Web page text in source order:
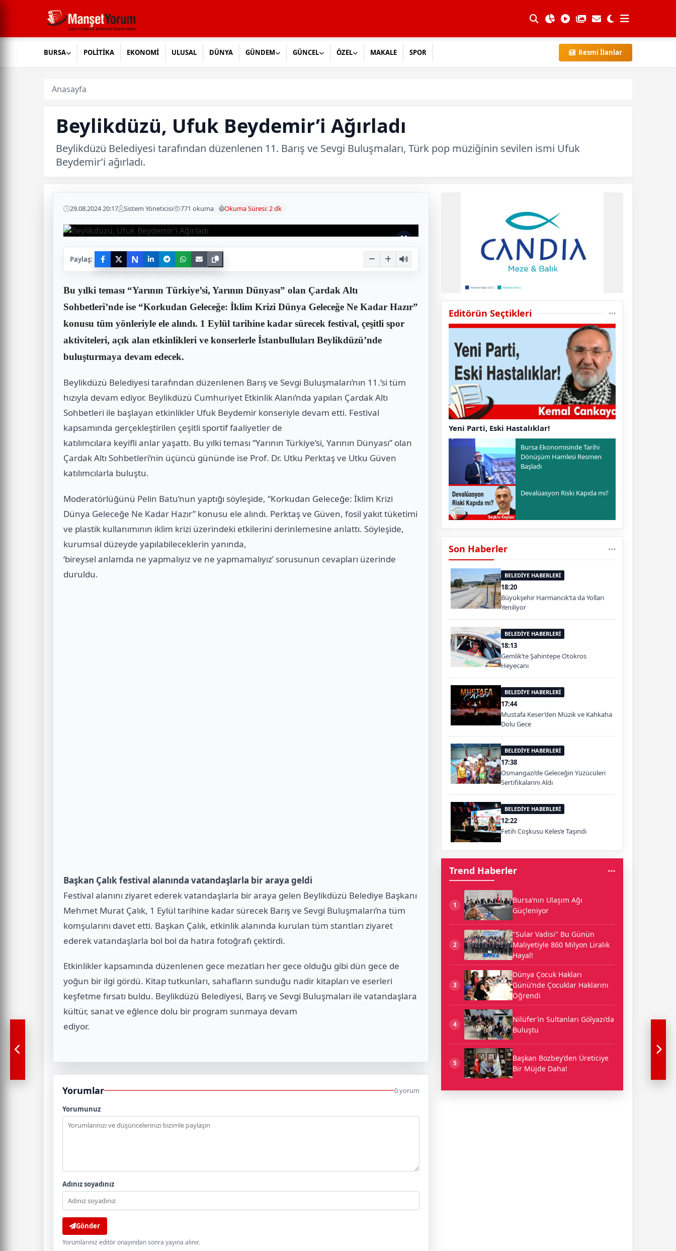
BURSA POLİTİKA EKONOMİ ULUSAL DÜNYA GÜNDEM GÜNCEL ÖZEL MAKALE SPOR Resmi İlanlar
Anasayfa
Beylikdüzü, Ufuk Beydemir’i Ağırladı
Beylikdüzü Belediyesi tarafından düzenlenen 11. Barış ve Sevgi Buluşmaları, Türk pop müziğinin sevilen ismi Ufuk
Beydemir’i ağırladı.
29.08.2024 20:17 Sistem Yöneticisi 771 okuma Okuma Süresi: 2 dk
Paylaş: N
Bu yılki teması “Yarının Türkiye’si, Yarının Dünyası” olan Çardak Altı
Sohbetleri’nde ise “Korkudan Geleceğe: İklim Krizi Dünya Geleceğe Ne Kadar Hazır”
konusu tüm yönleriyle ele alındı. 1 Eylül tarihine kadar sürecek festival, çeşitli spor
aktiviteleri, açık alan etkinlikleri ve konserlerle İstanbulluları Beylikdüzü’nde
buluşturmaya devam edecek.
Beylikdüzü Belediyesi tarafından düzenlenen Barış ve Sevgi Buluşmaları’nın 11.’si tüm
hızıyla devam ediyor. Beylikdüzü Cumhuriyet Etkinlik Alanı’nda yapılan Çardak Altı
Sohbetleri ile başlayan etkinlikler Ufuk Beydemir konseriyle devam etti. Festival
kapsamında gerçekleştirilen çeşitli sportif faaliyetler de
katılımcılara keyifli anlar yaşattı. Bu yılki teması “Yarının Türkiye’si, Yarının Dünyası” olan
Çardak Altı Sohbetleri’nin üçüncü gününde ise Prof. Dr. Utku Perktaş ve Utku Güven
katılımcılarla buluştu.
Moderatörlüğünü Pelin Batu’nun yaptığı söyleşide, “Korkudan Geleceğe: İklim Krizi
Dünya Geleceğe Ne Kadar Hazır” konusu ele alındı. Perktaş ve Güven, fosil yakıt tüketimi
ve plastik kullanımının iklim krizi üzerindeki etkilerini derinlemesine anlattı. Söyleşide,
kurumsal düzeyde yapılabileceklerin yanında,
‘bireysel anlamda ne yapmalıyız ve ne yapmamalıyız’ sorusunun cevapları üzerinde
duruldu.
Başkan Çalık festival alanında vatandaşlarla bir araya geldi
Festival alanını ziyaret ederek vatandaşlarla bir araya gelen Beylikdüzü Belediye Başkanı
Mehmet Murat Çalık, 1 Eylül tarihine kadar sürecek Barış ve Sevgi Buluşmaları’na tüm
komşularını davet etti. Başkan Çalık, etkinlik alanında kurulan tüm stantları ziyaret
ederek vatandaşlarla bol bol da hatıra fotoğrafı çektirdi.
Etkinlikler kapsamında düzenlenen gece mezatları her gece olduğu gibi dün gece de
yoğun bir ilgi gördü. Kitap tutkunları, sahafların sunduğu nadir kitapları ve eserleri
keşfetme fırsatı buldu. Beylikdüzü Belediyesi, Barış ve Sevgi Buluşmaları ile vatandaşlara
kültür, sanat ve eğlence dolu bir program sunmaya devam
ediyor.
Yorumlar 0 yorum
Yorumunuz
Adınız soyadınız
Gönder
Yorumlarınız editör onayından sonra yayına alınır.
Editörün Seçtikleri
Yeni Parti, Eski Hastalıklar!
Bursa Ekonomisinde Tarihi
Dönüşüm Hamlesi Resmen
Başladı
Devalüasyon Riski Kapıda mı?
Son Haberler
BELEDİYE HABERLERİ
18:20
Büyükşehir Harmancık’ta da Yolları
Yeniliyor
BELEDİYE HABERLERİ
18:13
Gemlik’te Şahintepe Otokros
Heyecanı
BELEDİYE HABERLERİ
17:44
Mustafa Keser’den Müzik ve Kahkaha
Dolu Gece
BELEDİYE HABERLERİ
17:38
Osmangazi’de Geleceğin Yüzücüleri
Sertifikalarını Aldı
BELEDİYE HABERLERİ
12:22
Fetih Coşkusu Keles’e Taşındı
Trend Haberler
1
Bursa’nın Ulaşım Ağı
Güçleniyor
2
"Sular Vadisi" Bu Günün
Maliyetiyle 860 Milyon Liralık
Hayal!
3
Dünya Çocuk Hakları
Günü’nde Çocuklar Haklarını
Öğrendi
4
Nilüfer’in Sultanları Gölyazı’da
Buluştu
5
Başkan Bozbey’den Üreticiye
Bir Müjde Daha!